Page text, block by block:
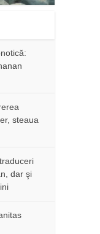
steaua
dar şi